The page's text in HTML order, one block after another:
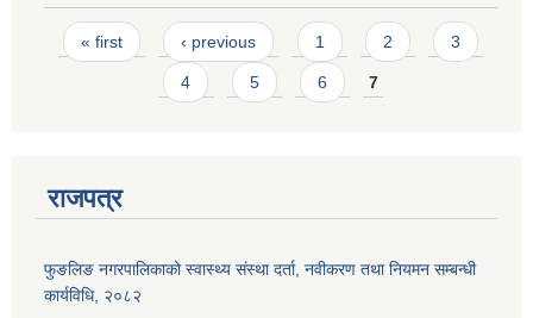
Pages
« first ‹ previous 1 2 3
4 5 6 7
राजपत्र
फुङलिङ नगरपालिकाको स्वास्थ्य संस्था दर्ता, नवीकरण तथा नियमन सम्बन्धी
कार्यविधि, २०८२